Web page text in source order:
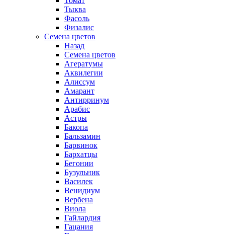
Тыква
Фасоль
Физалис
Семена цветов
Назад
Семена цветов
Агератумы
Аквилегии
Алиссум
Амарант
Антирринум
Арабис
Астры
Бакопа
Бальзамин
Барвинок
Бархатцы
Бегонии
Бузульник
Василек
Венидиум
Вербена
Виола
Гайлардия
Гацания